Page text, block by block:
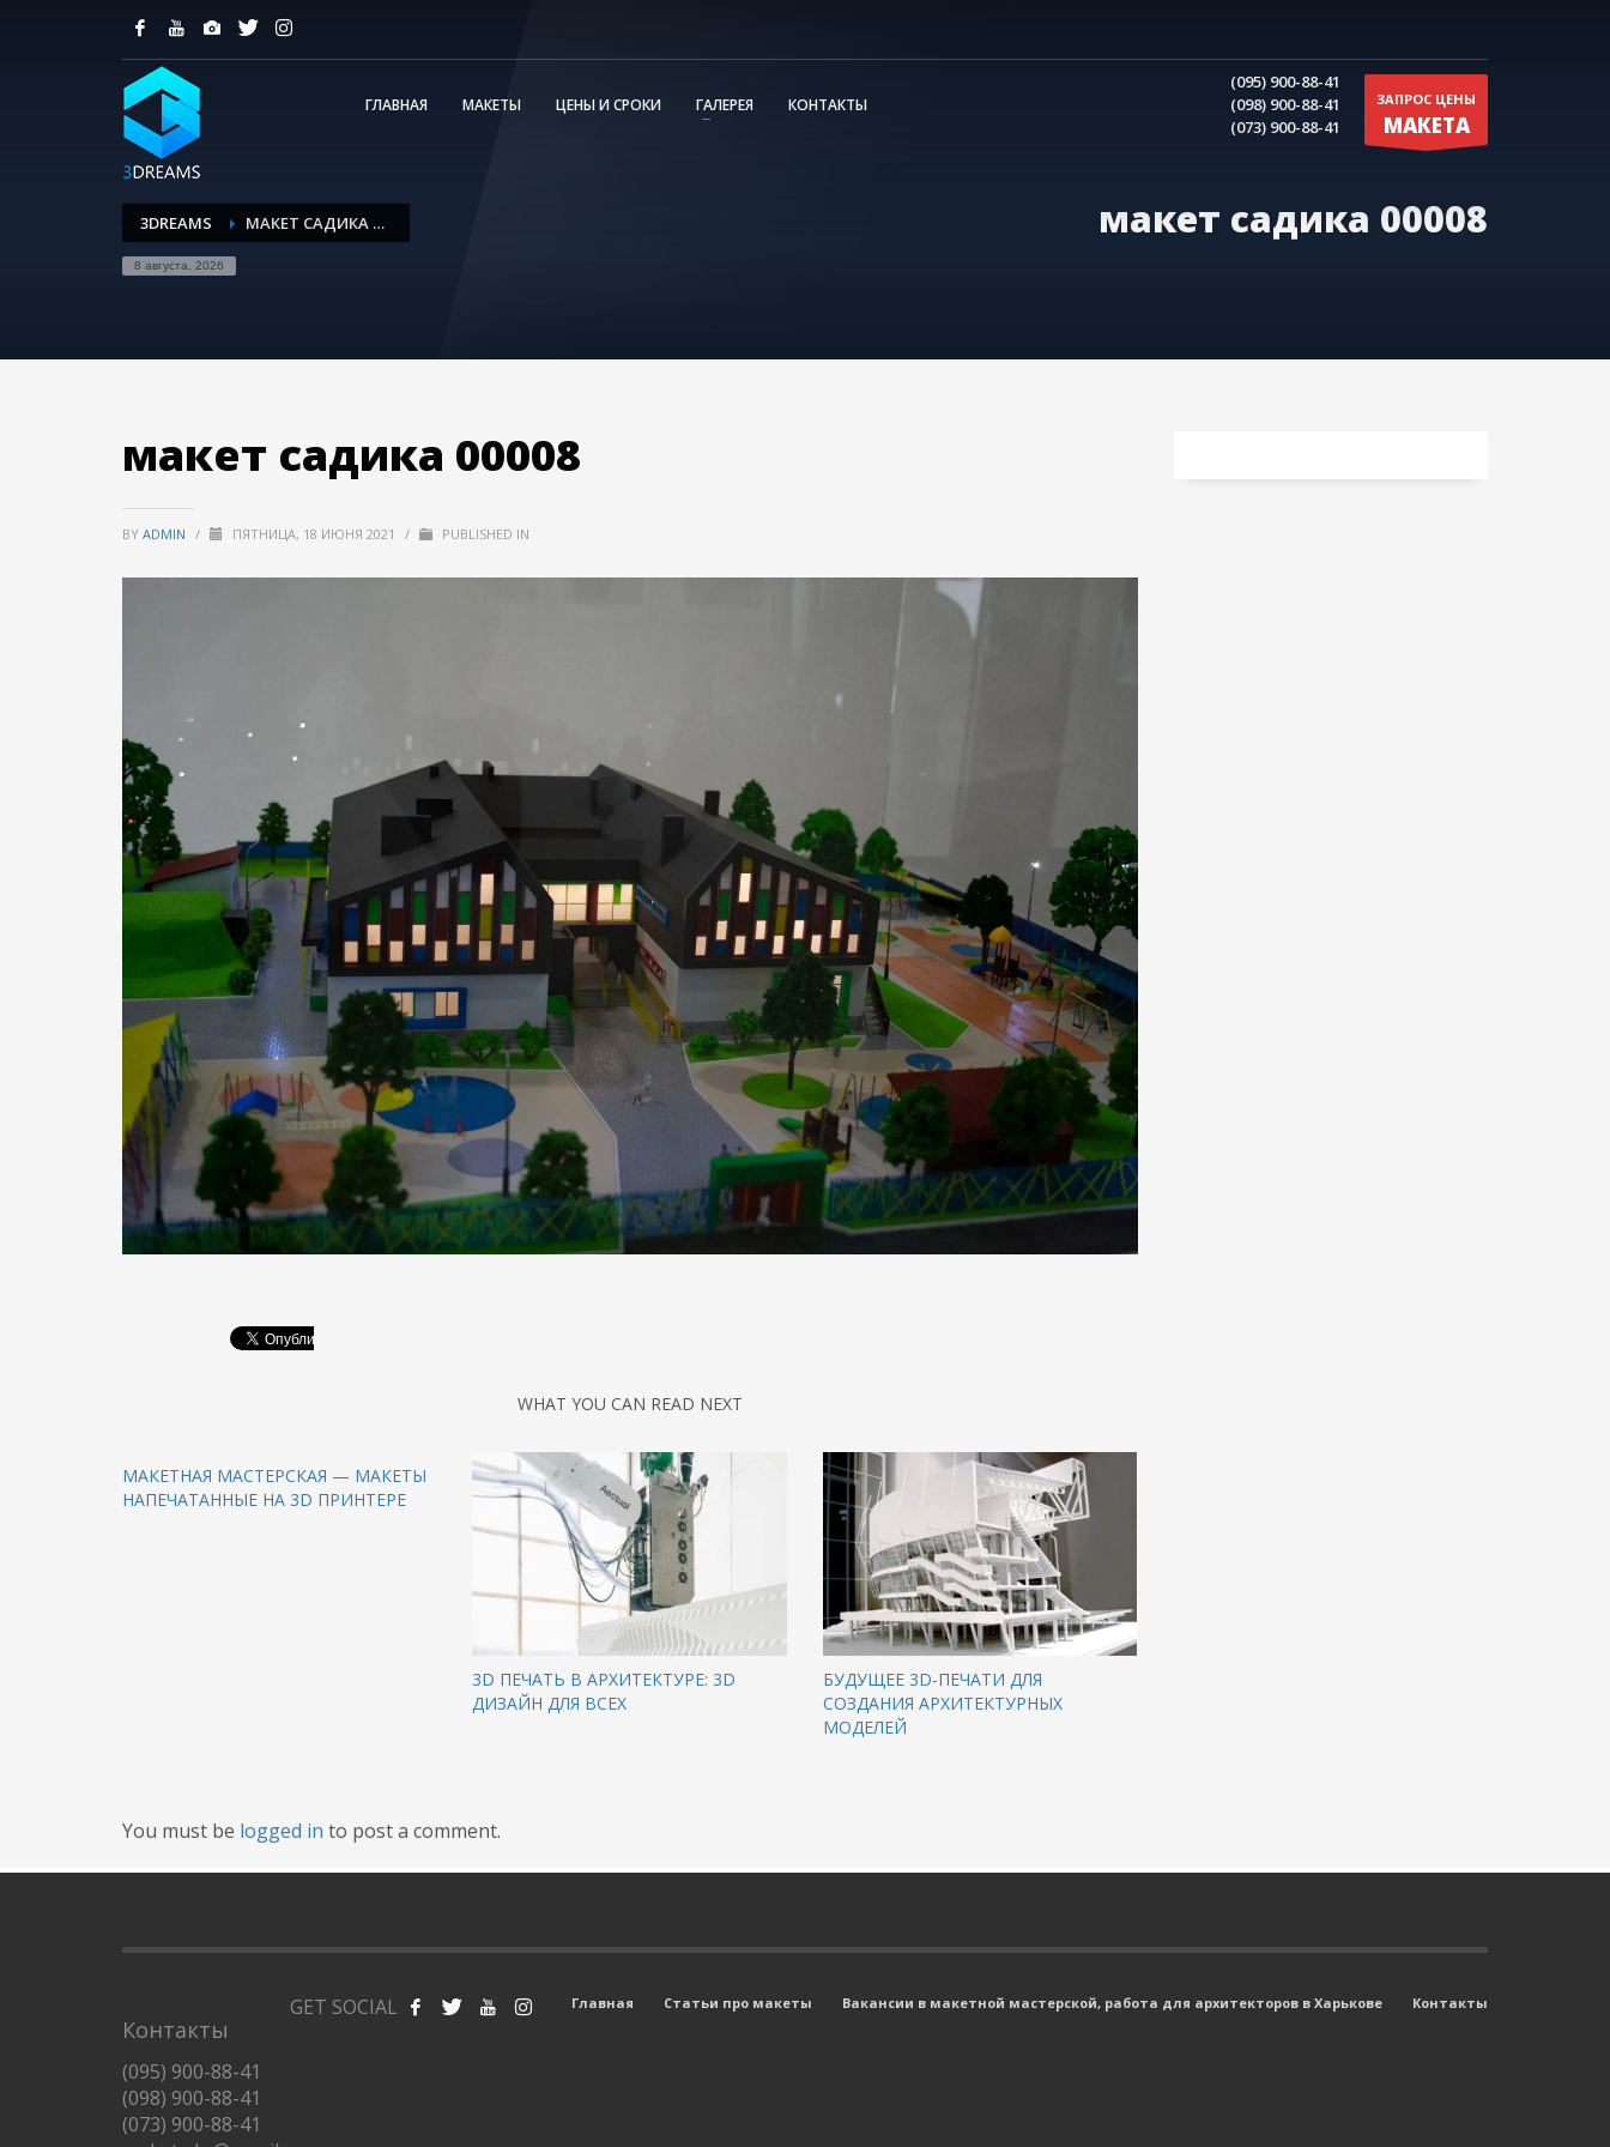
ГЛАВНАЯ МАКЕТЫ ЦЕНЫ И СРОКИ ГАЛЕРЕЯ КОНТАКТЫ
(095) 900-88-41
(098) 900-88-41
(073) 900-88-41
ЗАПРОС ЦЕНЫ
МАКЕТА
3DREAMS МАКЕТ САДИКА 00008
8 августа, 2026
макет садика 00008
макет садика 00008
BY ADMIN / ПЯТНИЦА, 18 ИЮНЯ 2021 / PUBLISHED IN
WHAT YOU CAN READ NEXT
МАКЕТНАЯ МАСТЕРСКАЯ — МАКЕТЫ
НАПЕЧАТАННЫЕ НА 3D ПРИНТЕРЕ
3D ПЕЧАТЬ В АРХИТЕКТУРЕ: 3D
ДИЗАЙН ДЛЯ ВСЕХ
БУДУЩЕЕ 3D-ПЕЧАТИ ДЛЯ
СОЗДАНИЯ АРХИТЕКТУРНЫХ
МОДЕЛЕЙ
You must be logged in to post a comment.
Главная Статьи про макеты Вакансии в макетной мастерской, работа для архитекторов в Харькове Контакты
GET SOCIAL
Контакты
(095) 900-88-41
(098) 900-88-41
(073) 900-88-41